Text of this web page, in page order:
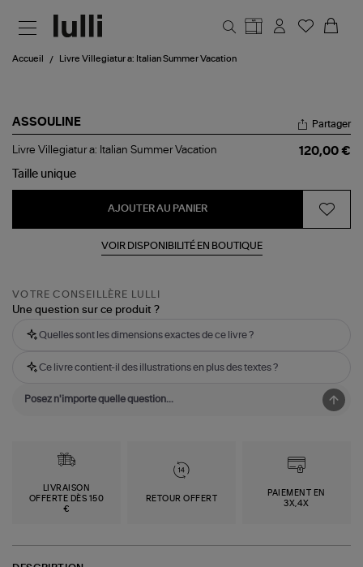
Accueil Livre Villegiatur a: Italian Summer Vacation
ASSOULINE
Livre
a:
Partager
Livre Villegiatur a: Italian Summer Vacation
120,00 €
Taille unique
AJOUTER AU PANIER
VOIR DISPONIBILITÉ EN BOUTIQUE
VOTRE CONSEILLÈRE LULLI
Une question sur ce produit ?
Quelles sont les dimensions exactes de ce livre ?
Ce livre contient-il des illustrations en plus des textes ?
LIVRAISON
OFFERTE DÈS 150
€
RETOUR OFFERT
PAIEMENT EN
3X,4X